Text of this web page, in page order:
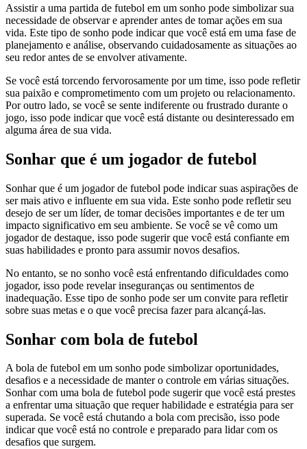
Assistir a uma partida de futebol em um sonho pode simbolizar sua
necessidade de observar e aprender antes de tomar ações em sua
vida. Este tipo de sonho pode indicar que você está em uma fase de
planejamento e análise, observando cuidadosamente as situações ao
seu redor antes de se envolver ativamente.
Se você está torcendo fervorosamente por um time, isso pode refletir
sua paixão e comprometimento com um projeto ou relacionamento.
Por outro lado, se você se sente indiferente ou frustrado durante o
jogo, isso pode indicar que você está distante ou desinteressado em
alguma área de sua vida.
Sonhar que é um jogador de futebol
Sonhar que é um jogador de futebol pode indicar suas aspirações de
ser mais ativo e influente em sua vida. Este sonho pode refletir seu
desejo de ser um líder, de tomar decisões importantes e de ter um
impacto significativo em seu ambiente. Se você se vê como um
jogador de destaque, isso pode sugerir que você está confiante em
suas habilidades e pronto para assumir novos desafios.
No entanto, se no sonho você está enfrentando dificuldades como
jogador, isso pode revelar inseguranças ou sentimentos de
inadequação. Esse tipo de sonho pode ser um convite para refletir
sobre suas metas e o que você precisa fazer para alcançá-las.
Sonhar com bola de futebol
A bola de futebol em um sonho pode simbolizar oportunidades,
desafios e a necessidade de manter o controle em várias situações.
Sonhar com uma bola de futebol pode sugerir que você está prestes
a enfrentar uma situação que requer habilidade e estratégia para ser
superada. Se você está chutando a bola com precisão, isso pode
indicar que você está no controle e preparado para lidar com os
desafios que surgem.